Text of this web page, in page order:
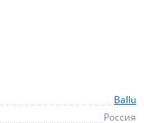
Ballu
Россия